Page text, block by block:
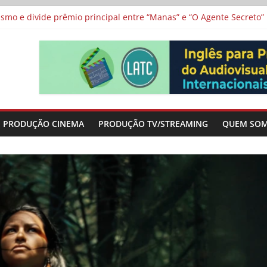
adaptação brasileira de série argentina para o
Poker da Última Meia Década no Cinema e na TV
Cinema
de escolas públicas
PRODUÇÃO CINEMA PRODUÇÃO TV/STREAMING QUEM